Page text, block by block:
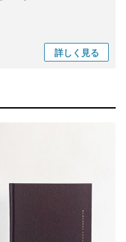
詳しく 見る